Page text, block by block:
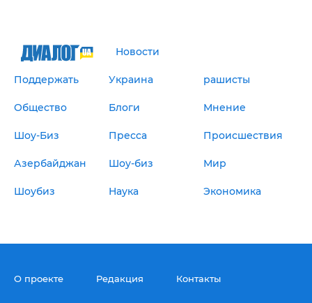
Новости
Поддержать Украина рашисты
Общество Блоги Мнение
Шоу-Биз Пресса Происшествия
Азербайджан Шоу-биз Мир
Шоубиз Наука Экономика
О проекте Редакция Контакты